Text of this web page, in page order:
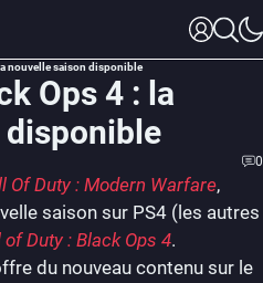
nouvelle saison disponible
Ops 4 : la
0
Of Duty : Modern Warfare,
saison sur PS4 (les autres
of Duty : Black Ops 4.
du nouveau contenu sur le